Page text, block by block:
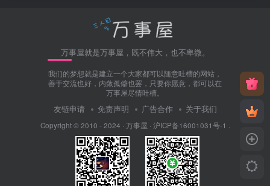
万事屋就是万事屋，既不伟大，也不卑微。
我们的梦想就是建立一个大家都可以随意吐槽的网站，
善于交流也好，内敛孤僻也罢，只要你愿意，都可以在
万事屋尽情吐槽。
友链申请 免责声明 广告合作 关于我们
Copyright © 2010 - 2024 · 万事屋 · 沪ICP备16001031号-1 .